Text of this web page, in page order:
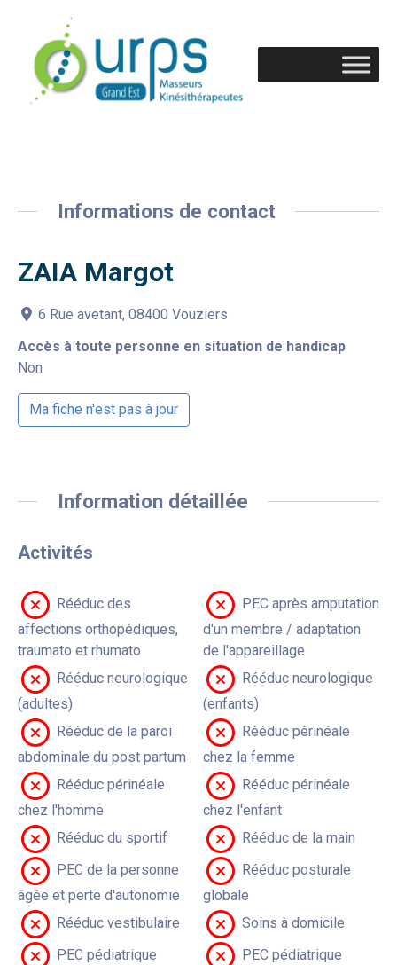
Informations de contact
ZAIA Margot
6 Rue avetant, 08400 Vouziers
Accès à toute personne en situation de handicap
Non
Ma fiche n'est pas à jour
Information détaillée
Activités
Rééduc des
affections orthopédiques,
traumato et rhumato
PEC après amputation
d'un membre / adaptation
de l'appareillage
Rééduc neurologique
(adultes)
Rééduc neurologique
(enfants)
Rééduc de la paroi
abdominale du post partum
Rééduc périnéale
chez la femme
Rééduc périnéale
chez l'homme
Rééduc périnéale
chez l'enfant
Rééduc du sportif
Rééduc de la main
PEC de la personne
âgée et perte d'autonomie
Rééduc posturale
globale
Rééduc vestibulaire
Soins à domicile
PEC pédiatrique
PEC pédiatrique